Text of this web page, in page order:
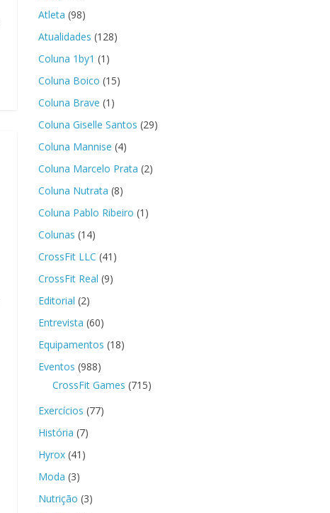
Atleta (98)
Atualidades (128)
Coluna 1by1 (1)
Coluna Boico (15)
Coluna Brave (1)
Coluna Giselle Santos (29)
Coluna Mannise (4)
Coluna Marcelo Prata (2)
Coluna Nutrata (8)
Coluna Pablo Ribeiro (1)
Colunas (14)
CrossFit LLC (41)
CrossFit Real (9)
Editorial (2)
Entrevista (60)
Equipamentos (18)
Eventos (988)
CrossFit Games (715)
Exercícios (77)
História (7)
Hyrox (41)
Moda (3)
Nutrição (3)